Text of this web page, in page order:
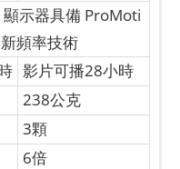
顯示器具備 ProMoti
頻率技術
影片可播28小時
238公克
3顆
6倍